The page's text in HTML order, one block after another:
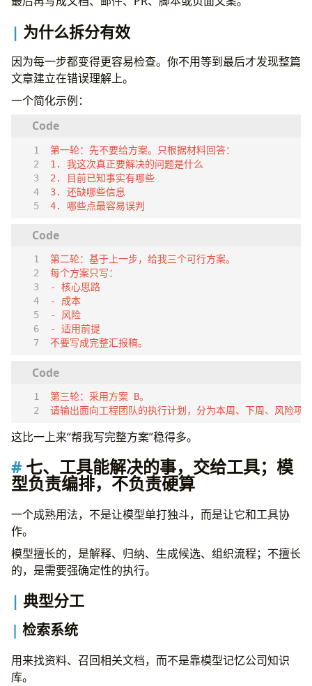
为什么拆分有效
因为每一步都变得更容易检查。你不用等到最后才发现整篇
文章建立在错误理解上。
一个简化示例：
4. 哪些点最容易误判
不要写成完整汇报稿。
请输出面向工程团队的执行计划，分为本周、下周、风险项
这比一上来“帮我写完整方案”稳得多。
七、工具能解决的事，交给工具；模
型负责编排，不负责硬算
一个成熟用法，不是让模型单打独斗，而是让它和工具协
作。
模型擅长的，是解释、归纳、生成候选、组织流程；不擅长
的，是需要强确定性的执行。
典型分工
检索系统
用来找资料、召回相关文档，而不是靠模型记忆公司知识
库。